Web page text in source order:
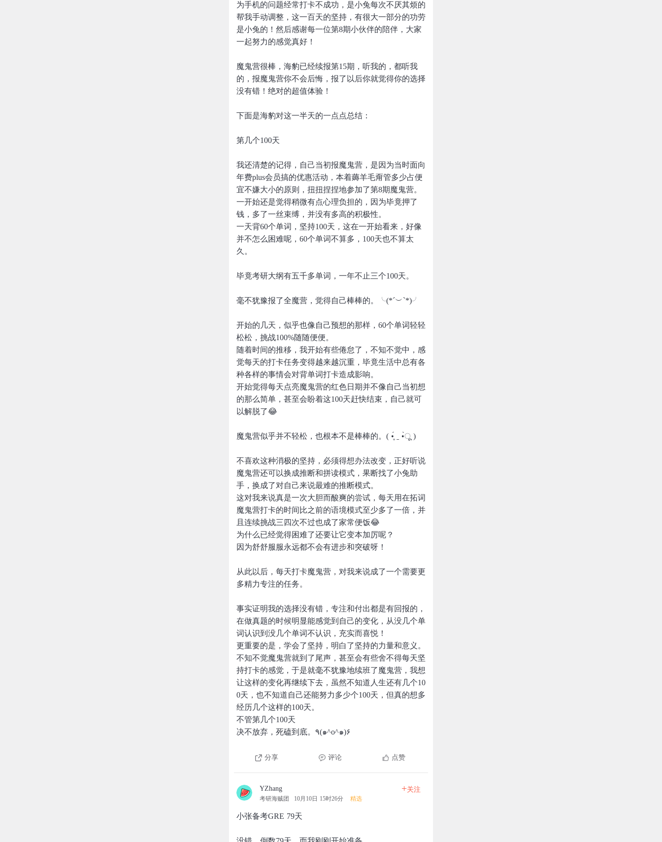
为手机的问题经常打卡不成功，是小兔每次不厌其烦的
帮我手动调整，这一百天的坚持，有很大一部分的功劳
是小兔的！然后感谢每一位第8期小伙伴的陪伴，大家
一起努力的感觉真好！
魔鬼营很棒，海豹已经续报第15期，听我的，都听我
的，报魔鬼营你不会后悔，报了以后你就觉得你的选择
没有错！绝对的超值体验！
下面是海豹对这一半天的一点点总结：
第几个100天
我还清楚的记得，自己当初报魔鬼营，是因为当时面向
年费plus会员搞的优惠活动，本着薅羊毛甭管多少占便
宜不嫌大小的原则，扭扭捏捏地参加了第8期魔鬼营。
一开始还是觉得稍微有点心理负担的，因为毕竟押了
钱，多了一丝束缚，并没有多高的积极性。
一天背60个单词，坚持100天，这在一开始看来，好像
并不怎么困难呢，60个单词不算多，100天也不算太
久。
毕竟考研大纲有五千多单词，一年不止三个100天。
毫不犹豫报了全魔营，觉得自己棒棒的。╰(*´︶`*)╯
开始的几天，似乎也像自己预想的那样，60个单词轻轻
松松，挑战100%随随便便。
随着时间的推移，我开始有些倦怠了，不知不觉中，感
觉每天的打卡任务变得越来越沉重，毕竟生活中总有各
种各样的事情会对背单词打卡造成影响。
开始觉得每天点亮魔鬼营的红色日期并不像自己当初想
的那么简单，甚至会盼着这100天赶快结束，自己就可
以解脱了😂
魔鬼营似乎并不轻松，也根本不是棒棒的。( •̥́ ˍ •̀ू )
不喜欢这种消极的坚持，必须得想办法改变，正好听说
魔鬼营还可以换成推断和拼读模式，果断找了小兔助
手，换成了对自己来说最难的推断模式。
这对我来说真是一次大胆而酸爽的尝试，每天用在拓词
魔鬼营打卡的时间比之前的语境模式至少多了一倍，并
且连续挑战三四次不过也成了家常便饭😂
为什么已经觉得困难了还要让它变本加厉呢？
因为舒舒服服永远都不会有进步和突破呀！
从此以后，每天打卡魔鬼营，对我来说成了一个需要更
多精力专注的任务。
事实证明我的选择没有错，专注和付出都是有回报的，
在做真题的时候明显能感觉到自己的变化，从没几个单
词认识到没几个单词不认识，充实而喜悦！
更重要的是，学会了坚持，明白了坚持的力量和意义。
不知不觉魔鬼营就到了尾声，甚至会有些舍不得每天坚
持打卡的感觉，于是就毫不犹豫地续班了魔鬼营，我想
让这样的变化再继续下去，虽然不知道人生还有几个10
0天，也不知道自己还能努力多少个100天，但真的想多
经历几个这样的100天。
不管第几个100天
决不放弃，死磕到底。٩(๑^o^๑)۶
分享 评论 点赞
YZhang
考研海贼团 10月10日 15时26分 精选
+关注
小张备考GRE 79天